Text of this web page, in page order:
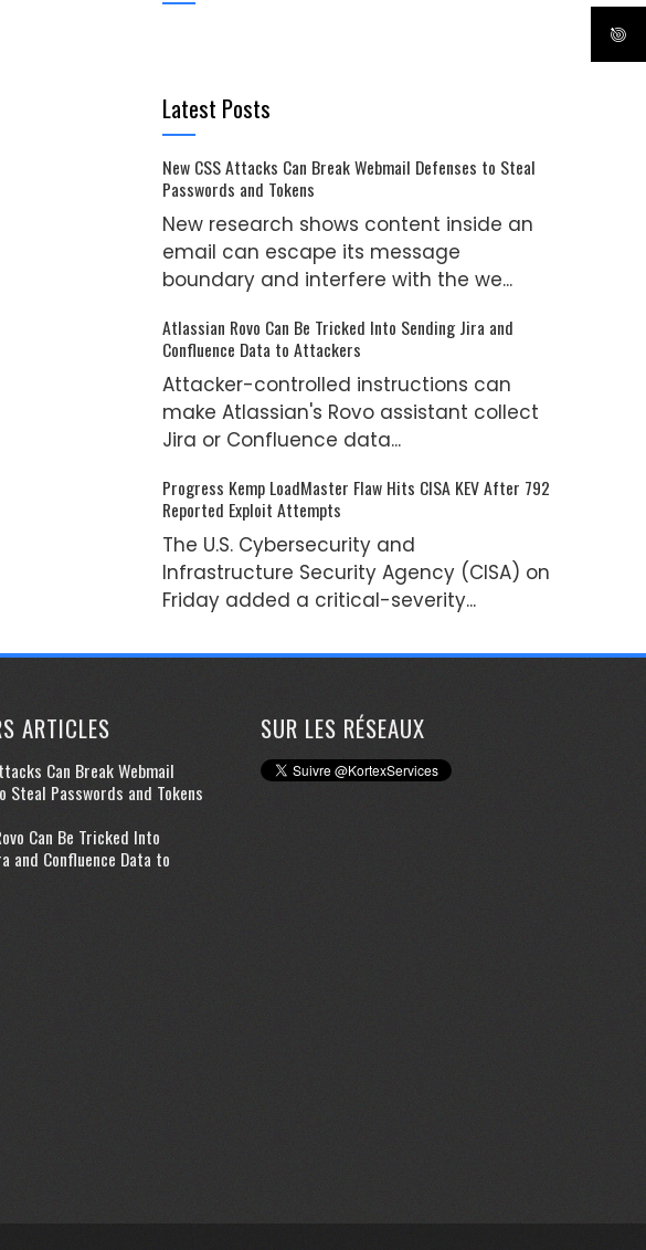
Latest Posts
New CSS Attacks Can Break Webmail Defenses to Steal
Passwords and Tokens
New research shows content inside an
email can escape its message
boundary and interfere with the we...
Atlassian Rovo Can Be Tricked Into Sending Jira and
Confluence Data to Attackers
Attacker-controlled instructions can
make Atlassian's Rovo assistant collect
Jira or Confluence data...
Progress Kemp LoadMaster Flaw Hits CISA KEV After 792
Reported Exploit Attempts
The U.S. Cybersecurity and
Infrastructure Security Agency (CISA) on
Friday added a critical-severity...
ARTICLES
Can Break Webmail
Steal Passwords and Tokens
Can Be Tricked Into
and Confluence Data to
SUR LES RÉSEAUX